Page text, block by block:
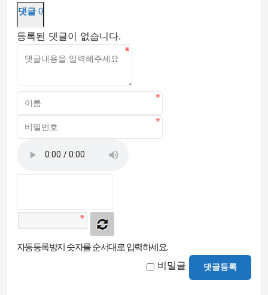
댓글 0
등록된 댓글이 없습니다.
자동등록방지 숫자를 순서대로 입력하세요.
비밀글 댓글등록